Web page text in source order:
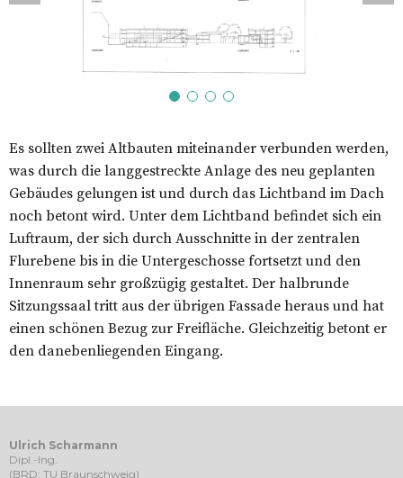
Es sollten zwei Altbauten miteinander verbunden werden,
was durch die langgestreckte Anlage des neu geplanten
Gebäudes gelungen ist und durch das Lichtband im Dach
noch betont wird. Unter dem Lichtband befindet sich ein
Luftraum, der sich durch Ausschnitte in der zentralen
Flurebene bis in die Untergeschosse fortsetzt und den
Innenraum sehr großzügig gestaltet. Der halbrunde
Sitzungssaal tritt aus der übrigen Fassade heraus und hat
einen schönen Bezug zur Freifläche. Gleichzeitig betont er
den danebenliegenden Eingang.
Ulrich Scharmann
Dipl.-Ing.
(BRD: TU Braunschweig)